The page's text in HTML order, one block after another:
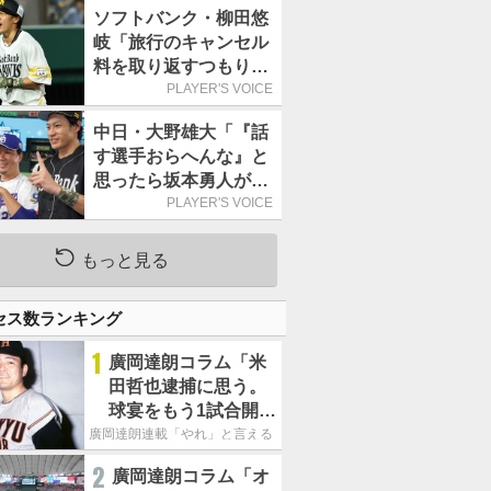
ソフトバンク・柳田悠
岐「旅行のキャンセル
料を取り返すつもりで
出場しました(笑)」／
PLAYER'S VOICE
中日・大野雄大「『話
す選手おらへんな』と
思ったら坂本勇人が来
た！」／オールスター
PLAYER'S VOICE
もっと見る
ス数ランキング
1 廣岡達朗コラム「米
田哲也逮捕に思う。
球宴をもう1試合開催
でOB救済を」
廣岡達朗連載「やれ」と言える信念
2 廣岡達朗コラム「オ